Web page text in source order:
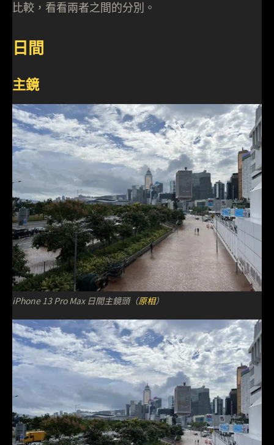
比較，看看兩者之間的分別。
日間
主鏡
iPhone 13 Pro Max 日間主鏡頭（原相）